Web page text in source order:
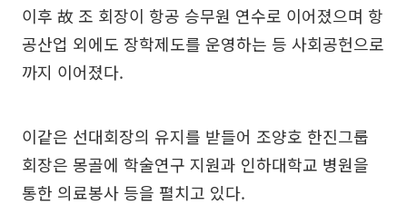
이후 故 조 회장이 항공 승무원 연수로 이어졌으며 항
공산업 외에도 장학제도를 운영하는 등 사회공헌으로
까지 이어졌다.
이같은 선대회장의 유지를 받들어 조양호 한진그룹
회장은 몽골에 학술연구 지원과 인하대학교 병원을
통한 의료봉사 등을 펼치고 있다.